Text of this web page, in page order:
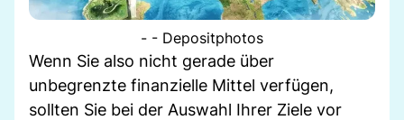
- - Depositphotos
Wenn Sie also nicht gerade über
unbegrenzte finanzielle Mittel verfügen,
sollten Sie bei der Auswahl Ihrer Ziele vor